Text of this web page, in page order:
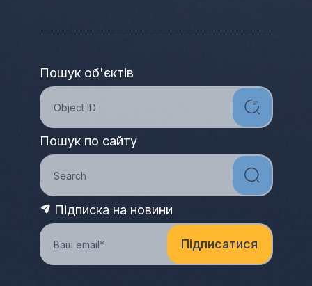
Пошук об'єктів
Пошук по сайту
Підписка на новини